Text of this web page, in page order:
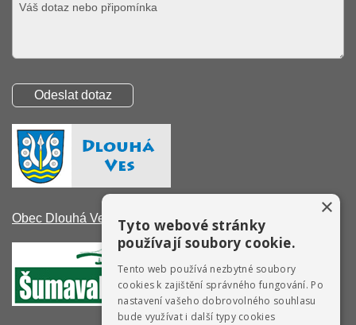
Obec Dlouhá Ves ×
Tyto webové stránky
používají soubory cookie.
Tento web používá nezbytné soubory
cookies k zajištění správného fungování. Po
nastavení vašeho dobrovolného souhlasu
bude využívat i další typy cookies